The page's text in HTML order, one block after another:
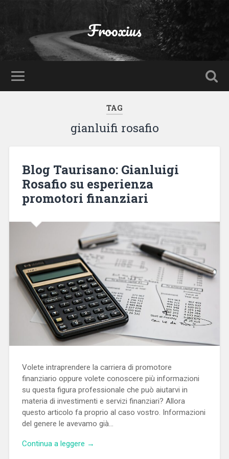
Frooxius
TAG
gianluifi rosafio
Blog Taurisano: Gianluigi
Rosafio su esperienza
promotori finanziari
Volete intraprendere la carriera di promotore
finanziario oppure volete conoscere più informazioni
su questa figura professionale che può aiutarvi in
materia di investimenti e servizi finanziari? Allora
questo articolo fa proprio al caso vostro. Informazioni
del genere le avevamo già…
Continua a leggere →